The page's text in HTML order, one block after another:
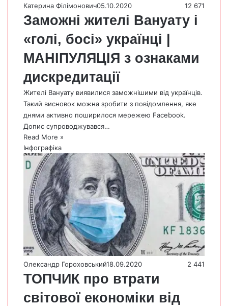
Катерина Філімонович05.10.2020 12 671
Заможні жителі Вануату і
«голі, босі» українці |
МАНІПУЛЯЦІЯ з ознаками
дискредитації
Жителі Вануату виявилися заможнішими від українців.
Такий висновок можна зробити з повідомлення, яке
днями активно поширилося мережею Facebook.
Допис супроводжувався…
Read More »
Інфографіка
Олександр Гороховський18.09.2020 2 441
ТОПЧИК про втрати
світової економіки від